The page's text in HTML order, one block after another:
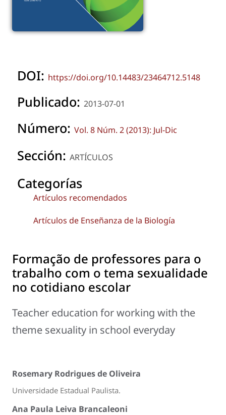
DOI: https://doi.org/10.14483/23464712.5148
Publicado: 2013-07-01
Número: Vol. 8 Núm. 2 (2013): Jul-Dic
Sección: ARTÍCULOS
Categorías
Artículos recomendados
Artículos de Enseñanza de la Biología
Formação de professores para o
trabalho com o tema sexualidade
no cotidiano escolar
Teacher education for working with the
theme sexuality in school everyday
Rosemary Rodrigues de Oliveira
Universidade Estadual Paulista.
Ana Paula Leiva Brancaleoni